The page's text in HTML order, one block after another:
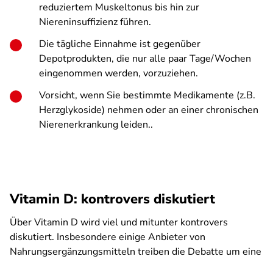
reduziertem Muskeltonus bis hin zur
Niereninsuffizienz führen.
Die tägliche Einnahme ist gegenüber
Depotprodukten, die nur alle paar Tage/Wochen
eingenommen werden, vorzuziehen.
Vorsicht, wenn Sie bestimmte Medikamente (z.B.
Herzglykoside) nehmen oder an einer chronischen
Nierenerkrankung leiden..
Vitamin D: kontrovers diskutiert
Über Vitamin D wird viel und mitunter kontrovers
diskutiert. Insbesondere einige Anbieter von
Nahrungsergänzungsmitteln treiben die Debatte um eine